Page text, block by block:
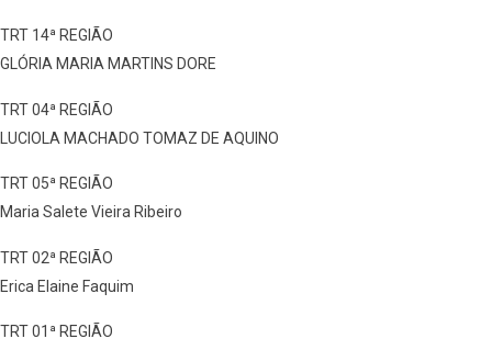
TRT 14ª REGIÃO
GLÓRIA MARIA MARTINS DORE
TRT 04ª REGIÃO
LUCIOLA MACHADO TOMAZ DE AQUINO
TRT 05ª REGIÃO
Maria Salete Vieira Ribeiro
TRT 02ª REGIÃO
Erica Elaine Faquim
TRT 01ª REGIÃO